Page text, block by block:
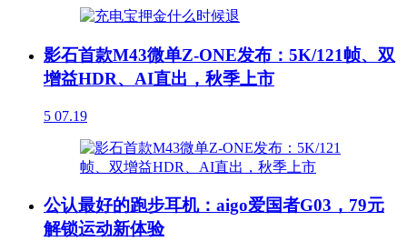
影石首款M43微单Z-ONE发布：5K/121帧、双
增益HDR、AI直出，秋季上市
5 07.19
公认最好的跑步耳机：aigo爱国者G03，79元
解锁运动新体验